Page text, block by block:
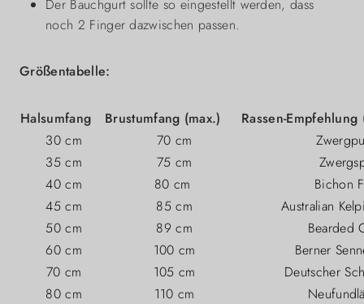
Der Bauchgurt sollte so eingestellt werden, dass
noch 2 Finger dazwischen passen.
Größentabelle:
Halsumfang Brustumfang (max.)
Rassen-
30 cm
70 cm
35 cm
75 cm
40 cm
80 cm
Bichon
45 cm
85 cm
Australian
50 cm
89 cm
Bearded
60 cm
100 cm
Berner
70 cm
105 cm
Deutscher
80 cm
110 cm